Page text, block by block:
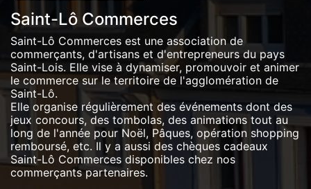
Saint-Lô Commerces
Saint-Lô Commerces est une association de
commerçants, d'artisans et d'entrepreneurs du pays
Saint-Lois. Elle vise à dynamiser, promouvoir et animer
le commerce sur le territoire de l'agglomération de
Saint-Lô.
Elle organise régulièrement des événements dont des
jeux concours, des tombolas, des animations tout au
long de l'année pour Noël, Pâques, opération shopping
remboursé, etc. Il y a aussi des chèques cadeaux
Saint-Lô Commerces disponibles chez nos
commerçants partenaires.